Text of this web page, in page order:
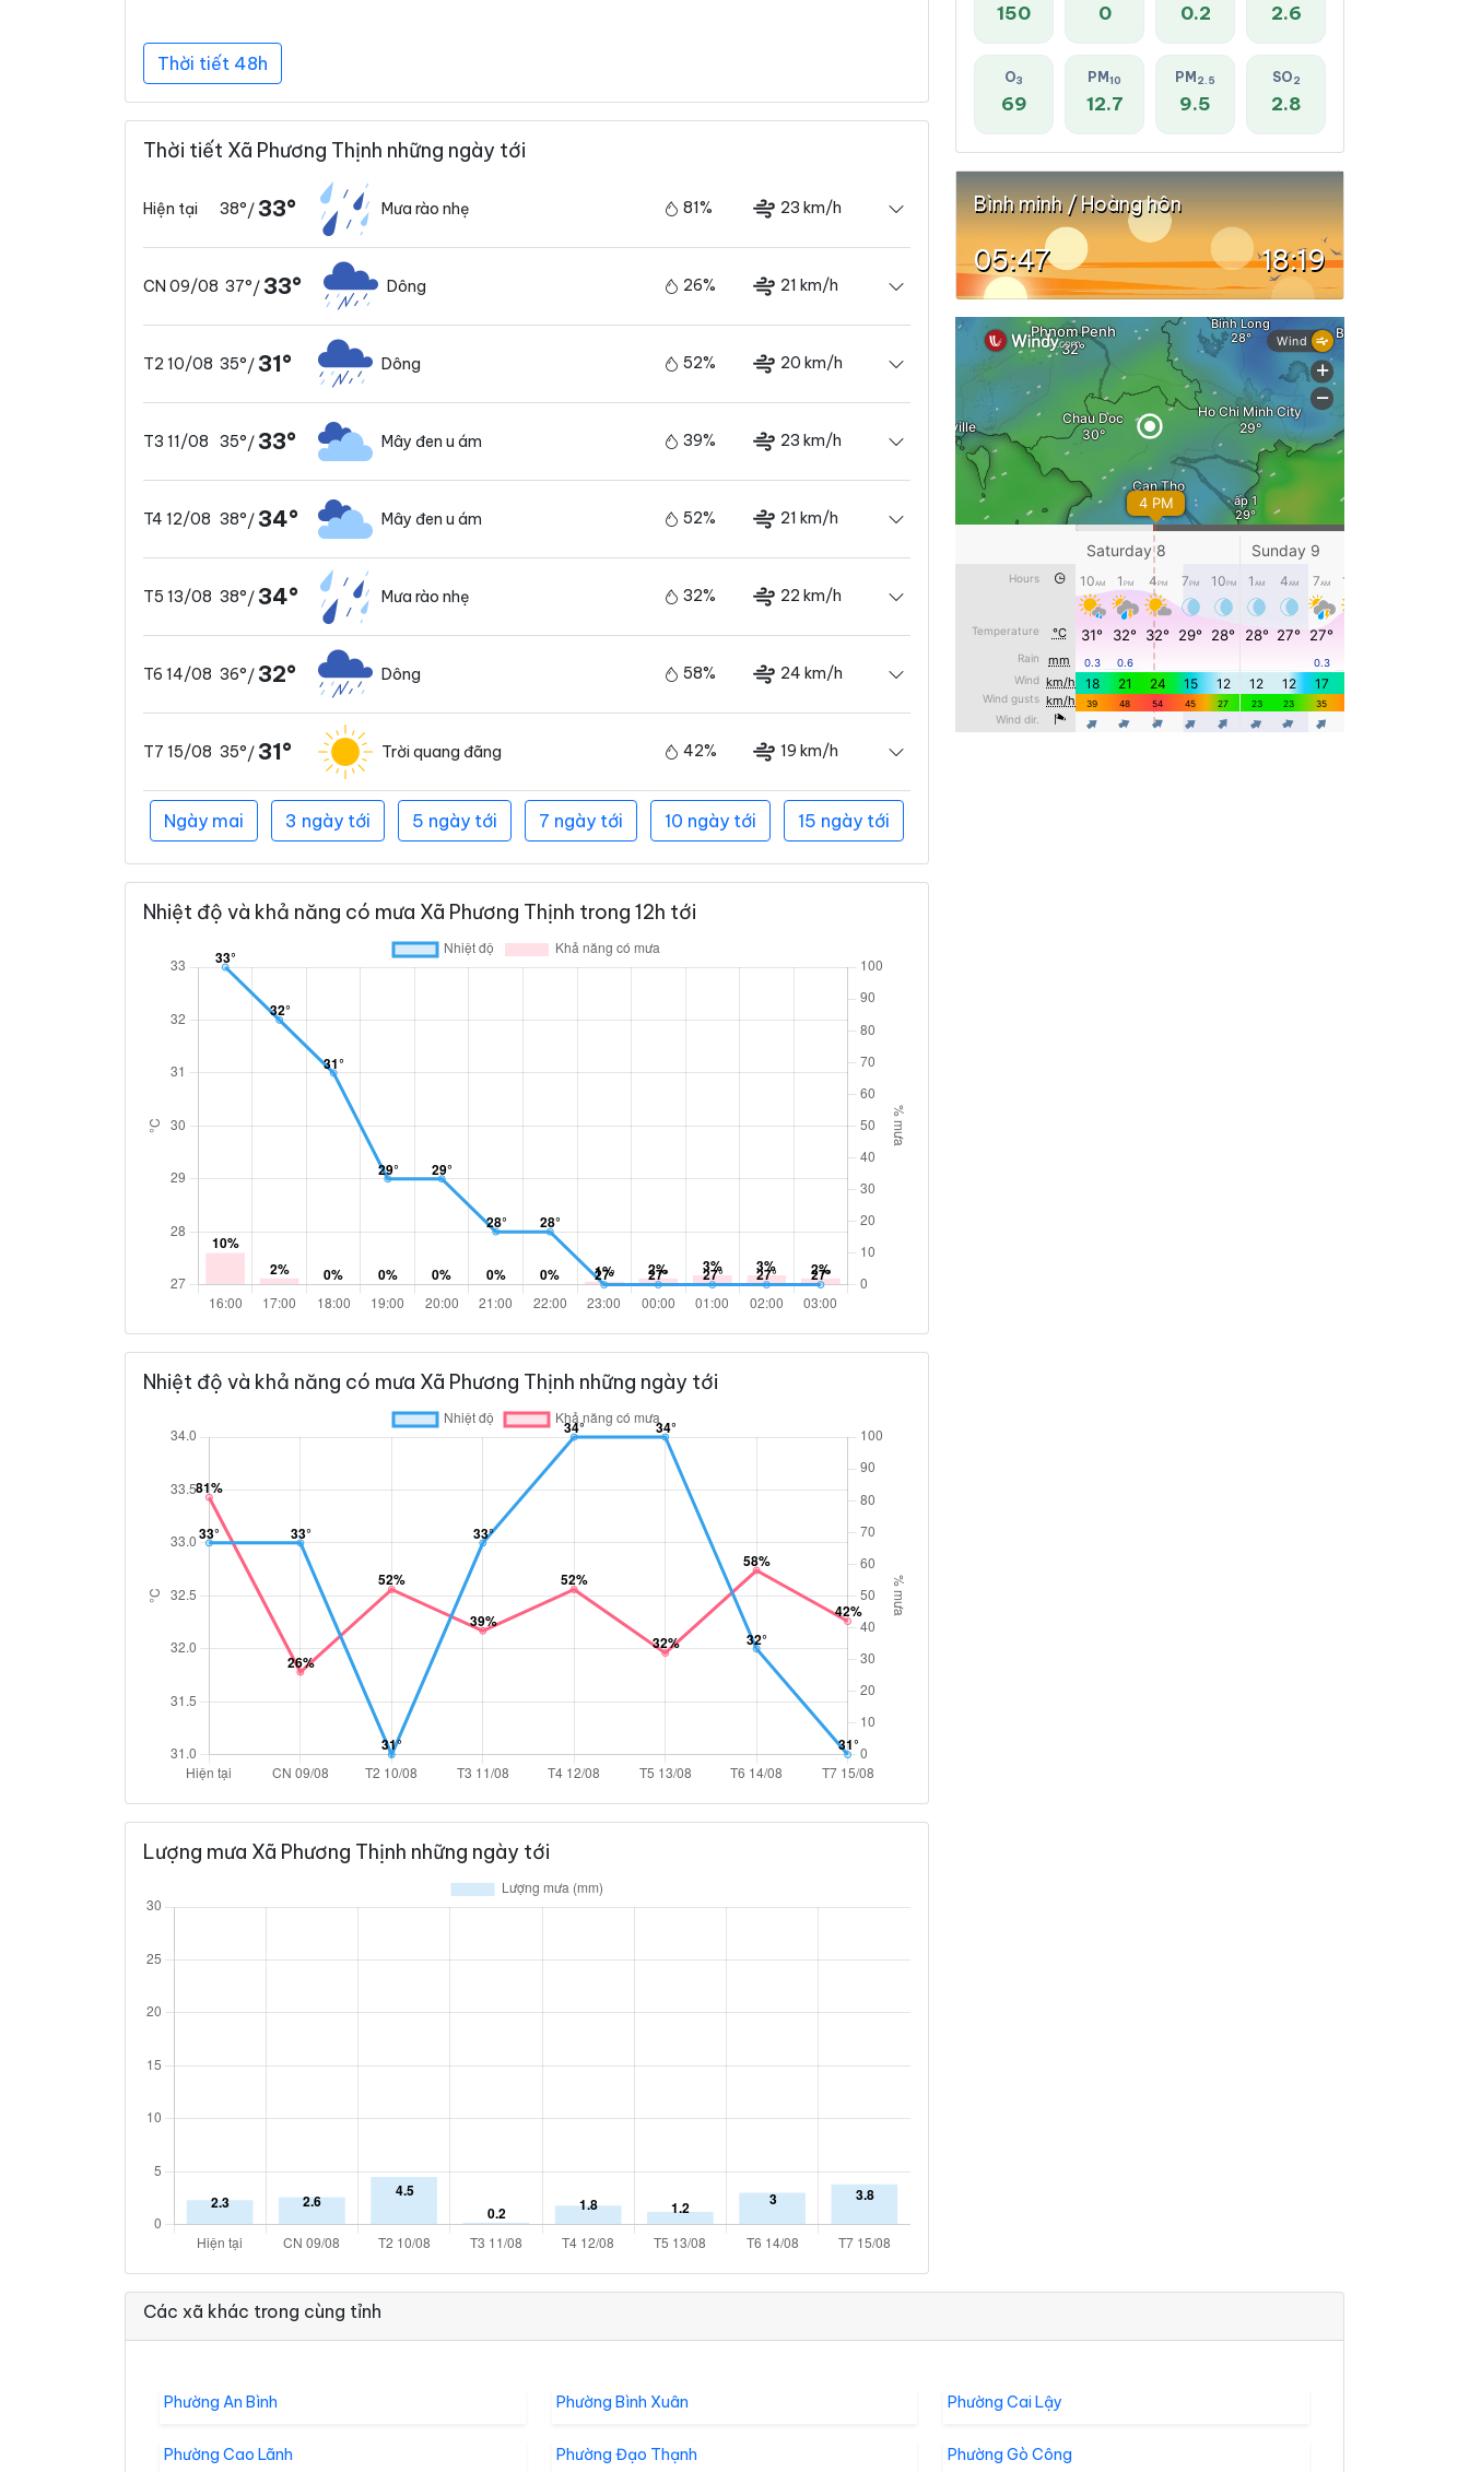
Thời tiết 48h
Thời tiết Xã Phương Thịnh những ngày tới
Hiện tại 38°/33° Mưa rào nhẹ 81% 23 km/h
CN 09/08 37°/33° Dông 26% 21 km/h
T2 10/08 35°/31° Dông 52% 20 km/h
T3 11/08 35°/33° Mây đen u ám 39% 23 km/h
T4 12/08 38°/34° Mây đen u ám 52% 21 km/h
T5 13/08 38°/34° Mưa rào nhẹ 32% 22 km/h
T6 14/08 36°/32° Dông 58% 24 km/h
T7 15/08 35°/31° Trời quang đãng 42% 19 km/h
Ngày mai 3 ngày tới 5 ngày tới 7 ngày tới 10 ngày tới 15 ngày tới
Nhiệt độ và khả năng có mưa Xã Phương Thịnh trong 12h tới
Nhiệt độ và khả năng có mưa Xã Phương Thịnh những ngày tới
Lượng mưa Xã Phương Thịnh những ngày tới
150 0 0.2 2.6
O3
69
PM 10
12.7
PM 2.5
9.5
SO2
2.8
Bình minh / Hoàng hôn
05:47 18:19
Các xã khác trong cùng tỉnh
Phường An Bình Phường Bình Xuân Phường Cai Lậy
Phường Cao Lãnh Phường Đạo Thạnh Phường Gò Công